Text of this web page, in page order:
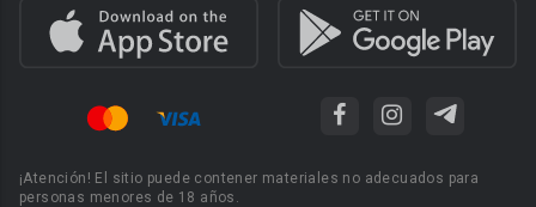
¡Atención! El sitio puede contener materiales no adecuados para
personas menores de 18 años.